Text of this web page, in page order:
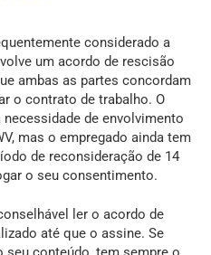
considerado a
um acordo de rescisão
ambas as partes concordam
o contrato de trabalho. O
de envolvimento
mas o empregado ainda tem
de reconsideração de 14
o seu consentimento.
ler o acordo de
até que o assine. Se